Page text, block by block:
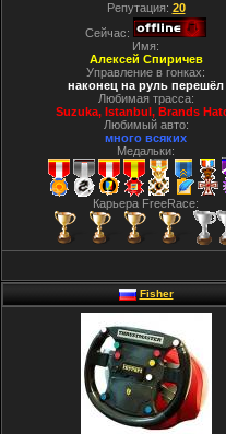
Репутация: 20
Сейчас:
Имя:
Алексей Спиричев
Управление в гонках:
наконец на руль перешёл
Любимая трасса:
Suzuka, Istanbul, Вrands
Любимый авто:
много всяких
Медальки:
Карьера FreeRace:
Fisher